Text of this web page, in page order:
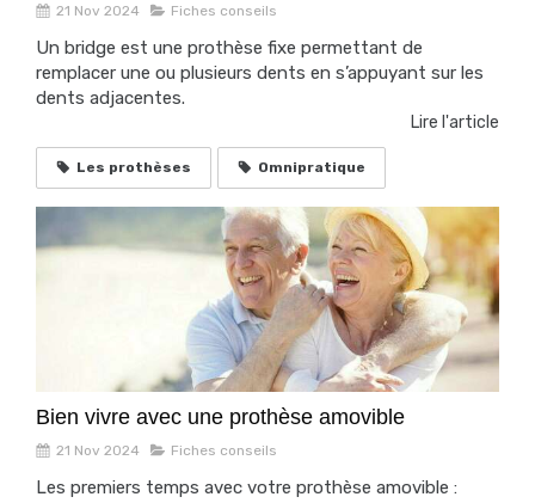
21 Nov 2024 Fiches conseils
Un bridge est une prothèse fixe permettant de
remplacer une ou plusieurs dents en s’appuyant sur les
dents adjacentes.
Lire l'article
Les prothèses Omnipratique
Bien vivre avec une prothèse amovible
21 Nov 2024 Fiches conseils
Les premiers temps avec votre prothèse amovible :